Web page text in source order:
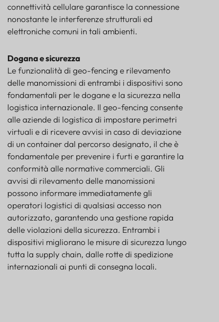
connettività cellulare garantisce la connessione
nonostante le interferenze strutturali ed
elettroniche comuni in tali ambienti.
Dogana e sicurezza
Le funzionalità di geo-fencing e rilevamento
delle manomissioni di entrambi i dispositivi sono
fondamentali per le dogane e la sicurezza nella
logistica internazionale. Il geo-fencing consente
alle aziende di logistica di impostare perimetri
virtuali e di ricevere avvisi in caso di deviazione
di un container dal percorso designato, il che è
fondamentale per prevenire i furti e garantire la
conformità alle normative commerciali. Gli
avvisi di rilevamento delle manomissioni
possono informare immediatamente gli
operatori logistici di qualsiasi accesso non
autorizzato, garantendo una gestione rapida
delle violazioni della sicurezza. Entrambi i
dispositivi migliorano le misure di sicurezza lungo
tutta la supply chain, dalle rotte di spedizione
internazionali ai punti di consegna locali.